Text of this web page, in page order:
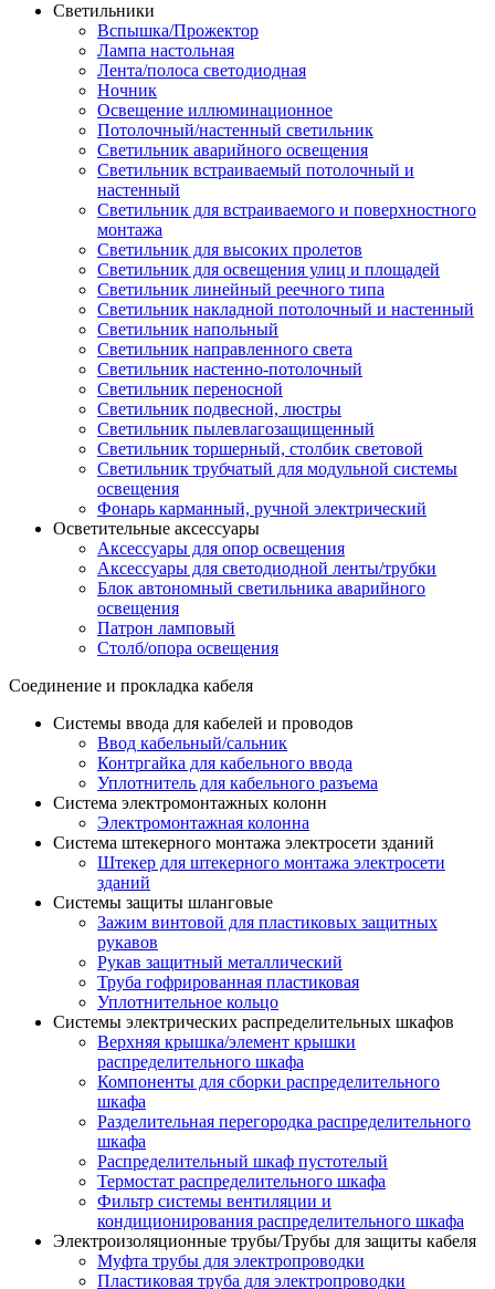
Светильники
Вспышка/Прожектор
Лампа настольная
Лента/полоса светодиодная
Ночник
Освещение иллюминационное
Потолочный/настенный светильник
Светильник аварийного освещения
Светильник встраиваемый потолочный и
настенный
Светильник для встраиваемого и поверхностного
монтажа
Светильник для высоких пролетов
Светильник для освещения улиц и площадей
Светильник линейный реечного типа
Светильник накладной потолочный и настенный
Светильник напольный
Светильник направленного света
Светильник настенно-потолочный
Светильник переносной
Светильник подвесной, люстры
Светильник пылевлагозащищенный
Светильник торшерный, столбик световой
Светильник трубчатый для модульной системы
освещения
Фонарь карманный, ручной электрический
Осветительные аксессуары
Аксессуары для опор освещения
Аксессуары для светодиодной ленты/трубки
Блок автономный светильника аварийного
освещения
Патрон ламповый
Столб/опора освещения
Соединение и прокладка кабеля
Системы ввода для кабелей и проводов
Ввод кабельный/сальник
Контргайка для кабельного ввода
Уплотнитель для кабельного разъема
Система электромонтажных колонн
Электромонтажная колонна
Система штекерного монтажа электросети зданий
Штекер для штекерного монтажа электросети
зданий
Системы защиты шланговые
Зажим винтовой для пластиковых защитных
рукавов
Рукав защитный металлический
Труба гофрированная пластиковая
Уплотнительное кольцо
Системы электрических распределительных шкафов
Верхняя крышка/элемент крышки
распределительного шкафа
Компоненты для сборки распределительного
шкафа
Разделительная перегородка распределительного
шкафа
Распределительный шкаф пустотелый
Термостат распределительного шкафа
Фильтр системы вентиляции и
кондиционирования распределительного шкафа
Электроизоляционные трубы/Трубы для защиты кабеля
Муфта трубы для электропроводки
Пластиковая труба для электропроводки